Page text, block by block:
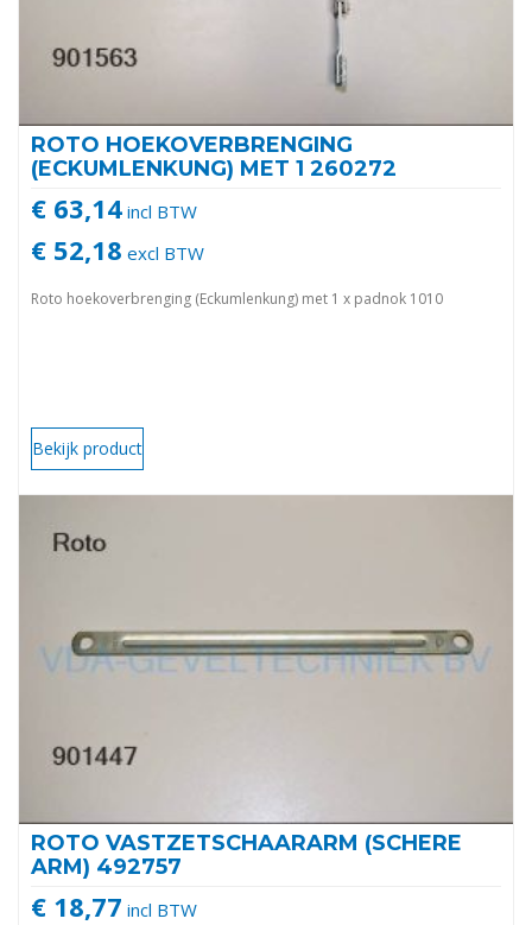
ROTO HOEKOVERBRENGING
(ECKUMLENKUNG) MET 1 260272
€ 63,14 incl BTW
€ 52,18 excl BTW
Roto hoekoverbrenging (Eckumlenkung) met 1 x padnok 1010
Bekijk product
ROTO VASTZETSCHAARARM (SCHERE
ARM) 492757
€ 18,77 incl BTW